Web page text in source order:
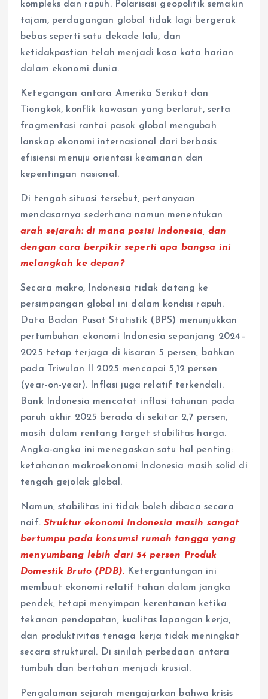
kompleks dan rapuh. Polarisasi geopolitik semakin
tajam, perdagangan global tidak lagi bergerak
bebas seperti satu dekade lalu, dan
ketidakpastian telah menjadi kosa kata harian
dalam ekonomi dunia.
Ketegangan antara Amerika Serikat dan
Tiongkok, konflik kawasan yang berlarut, serta
fragmentasi rantai pasok global mengubah
lanskap ekonomi internasional dari berbasis
efisiensi menuju orientasi keamanan dan
kepentingan nasional.
Di tengah situasi tersebut, pertanyaan
mendasarnya sederhana namun menentukan
arah sejarah: di mana posisi Indonesia, dan
dengan cara berpikir seperti apa bangsa ini
melangkah ke depan?
Secara makro, Indonesia tidak datang ke
persimpangan global ini dalam kondisi rapuh.
Data Badan Pusat Statistik (BPS) menunjukkan
pertumbuhan ekonomi Indonesia sepanjang 2024–
2025 tetap terjaga di kisaran 5 persen, bahkan
pada Triwulan II 2025 mencapai 5,12 persen
(year-on-year). Inflasi juga relatif terkendali.
Bank Indonesia mencatat inflasi tahunan pada
paruh akhir 2025 berada di sekitar 2,7 persen,
masih dalam rentang target stabilitas harga.
Angka-angka ini menegaskan satu hal penting:
ketahanan makroekonomi Indonesia masih solid di
tengah gejolak global.
Namun, stabilitas ini tidak boleh dibaca secara
naif. Struktur ekonomi Indonesia masih sangat
bertumpu pada konsumsi rumah tangga yang
menyumbang lebih dari 54 persen Produk
Domestik Bruto (PDB). Ketergantungan ini
membuat ekonomi relatif tahan dalam jangka
pendek, tetapi menyimpan kerentanan ketika
tekanan pendapatan, kualitas lapangan kerja,
dan produktivitas tenaga kerja tidak meningkat
secara struktural. Di sinilah perbedaan antara
tumbuh dan bertahan menjadi krusial.
Pengalaman sejarah mengajarkan bahwa krisis